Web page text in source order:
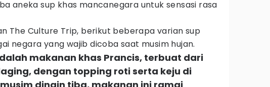
aneka sup khas mancanegara untuk sensasi rasa
The Culture Trip, berikut beberapa varian sup
negara yang wajib dicoba saat musim hujan.
makanan khas Prancis, terbuat dari
dengan topping roti serta keju di